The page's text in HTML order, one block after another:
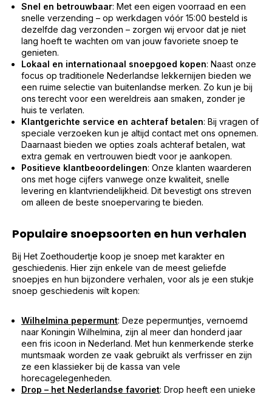
Snel en betrouwbaar: Met een eigen voorraad en een
snelle verzending – op werkdagen vóór 15:00 besteld is
dezelfde dag verzonden – zorgen wij ervoor dat je niet
lang hoeft te wachten om van jouw favoriete snoep te
genieten.
Lokaal en internationaal snoepgoed kopen: Naast onze
focus op traditionele Nederlandse lekkernijen bieden we
een ruime selectie van buitenlandse merken. Zo kun je bij
ons terecht voor een wereldreis aan smaken, zonder je
huis te verlaten.
Klantgerichte service en achteraf betalen: Bij vragen of
speciale verzoeken kun je altijd contact met ons opnemen.
Daarnaast bieden we opties zoals achteraf betalen, wat
extra gemak en vertrouwen biedt voor je aankopen.
Positieve klantbeoordelingen: Onze klanten waarderen
ons met hoge cijfers vanwege onze kwaliteit, snelle
levering en klantvriendelijkheid. Dit bevestigt ons streven
om alleen de beste snoepervaring te bieden.
Populaire snoepsoorten en hun verhalen
Bij Het Zoethoudertje koop je snoep met karakter en
geschiedenis. Hier zijn enkele van de meest geliefde
snoepjes en hun bijzondere verhalen, voor als je een stukje
snoep geschiedenis wilt kopen:
Wilhelmina pepermunt: Deze pepermuntjes, vernoemd
naar Koningin Wilhelmina, zijn al meer dan honderd jaar
een fris icoon in Nederland. Met hun kenmerkende sterke
muntsmaak worden ze vaak gebruikt als verfrisser en zijn
ze een klassieker bij de kassa van vele
horecagelegenheden.
Drop – het Nederlandse favoriet: Drop heeft een unieke